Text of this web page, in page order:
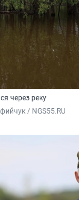
через реку
/ NGS55.RU